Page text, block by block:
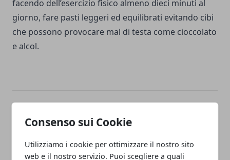
Consenso sui Cookie
Utilizziamo i cookie per ottimizzare il nostro sito
web e il nostro servizio. Puoi scegliere a quali
facendo dell’esercizio fisico almeno dieci minuti al
giorno, fare pasti leggeri ed equilibrati evitando cibi
che possono provocare mal di testa come cioccolato
e alcol.